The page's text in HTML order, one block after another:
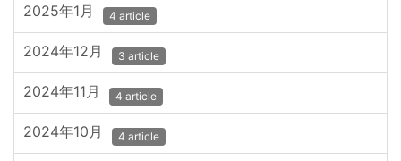
2025年1月 4 article
2024年12月 3 article
2024年11月 4 article
2024年10月 4 article